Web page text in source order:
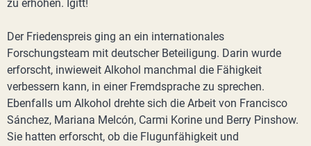
zu erhöhen. Igitt!
Der Friedenspreis ging an ein internationales
Forschungsteam mit deutscher Beteiligung. Darin wurde
erforscht, inwieweit Alkohol manchmal die Fähigkeit
verbessern kann, in einer Fremdsprache zu sprechen.
Ebenfalls um Alkohol drehte sich die Arbeit von Francisco
Sánchez, Mariana Melcón, Carmi Korine und Berry Pinshow.
Sie hatten erforscht, ob die Flugunfähigkeit und